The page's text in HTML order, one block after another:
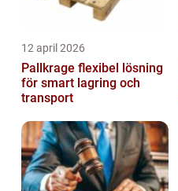
12 april 2026
Pallkrage flexibel lösning
för smart lagring och
transport